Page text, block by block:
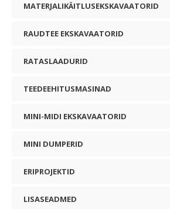
MATERJALIKÄITLUSEKSKAVAATORID
RAUDTEE EKSKAVAATORID
RATASLAADURID
TEEDEEHITUSMASINAD
MINI-MIDI EKSKAVAATORID
MINI DUMPERID
ERIPROJEKTID
LISASEADMED